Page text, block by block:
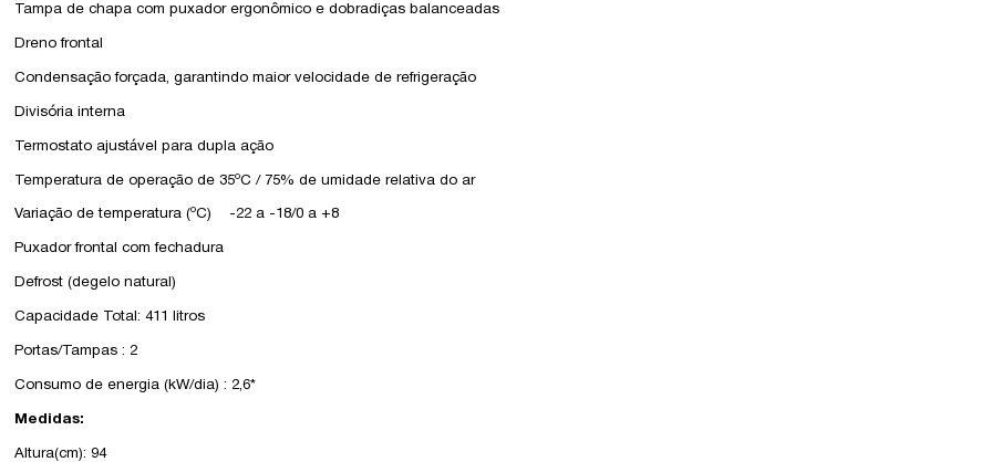
Tampa de chapa com puxador ergonômico e dobradiças balanceadas
Dreno frontal
Condensação forçada, garantindo maior velocidade de refrigeração
Divisória interna
Termostato ajustável para dupla ação
Temperatura de operação de 35ºC / 75% de umidade relativa do ar
Variação de temperatura (ºC) -22 a -18/0 a +8
Puxador frontal com fechadura
Defrost (degelo natural)
Capacidade Total: 411 litros
Portas/Tampas : 2
Consumo de energia (kW/dia) : 2,6*
Medidas:
Altura(cm): 94